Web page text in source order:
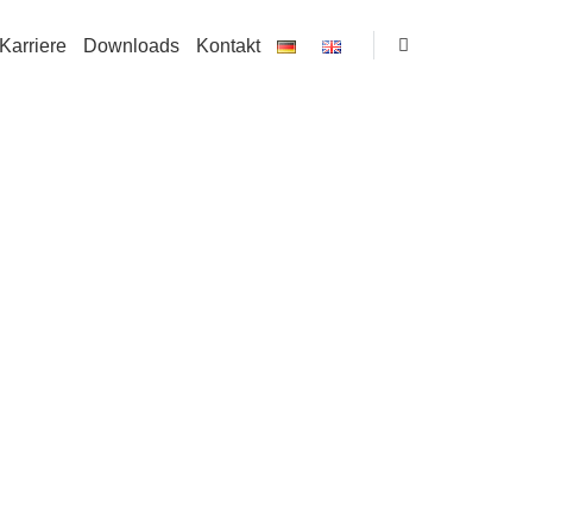
Karriere Downloads Kontakt